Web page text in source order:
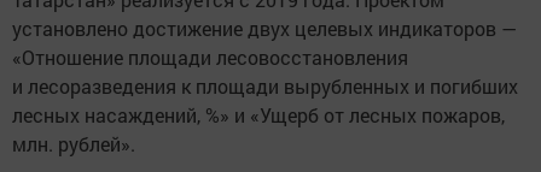
установлено достижение двух целевых индикаторов —
«Отношение площади лесовосстановления
и лесоразведения к площади вырубленных и погибших
лесных насаждений, %» и «Ущерб от лесных пожаров,
млн. рублей».